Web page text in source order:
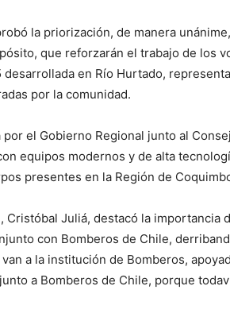
la priorización, de manera
que reforzarán el trabajo de los
desarrollada en Río Hurtado,
por la comunidad.
por el Gobierno Regional junto al
equipos modernos y de alta
presentes en la Región de
Cristóbal Juliá, destacó la
con Bomberos de Chile,
a la institución de Bomberos,
a Bomberos de Chile, porque